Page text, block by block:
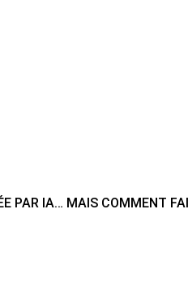
PAR IA… MAIS COMMENT